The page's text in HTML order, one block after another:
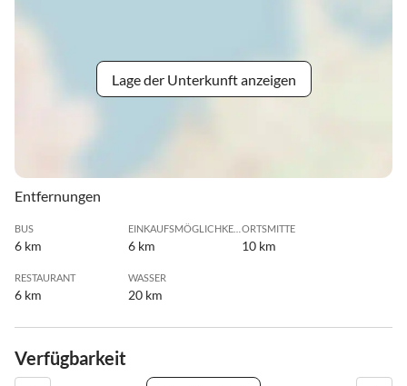
Lage der Unterkunft anzeigen
Entfernungen
BUS
6 km
EINKAUFSMÖGLICHKEIT
6 km
ORTSMITTE
10 km
RESTAURANT
6 km
WASSER
20 km
Verfügbarkeit